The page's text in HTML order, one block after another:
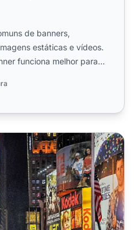
de banners,
estáticas e vídeos.
funciona melhor para
de Banners em